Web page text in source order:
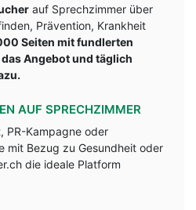
auf Sprechzimmer über
Prävention, Krankheit
Seiten mit fundlerten
Angebot und täglich
AUF SPRECHZIMMER
PR-Kampagne oder
mit Bezug zu Gesundheit oder
die ideale Platform